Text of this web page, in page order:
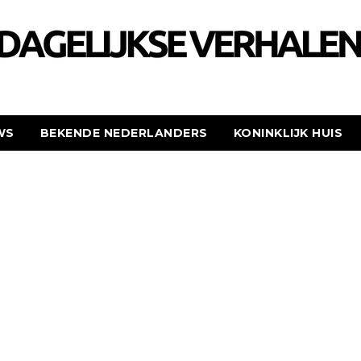
BEKENDE NEDERLANDERS KONINKLIJK HUIS